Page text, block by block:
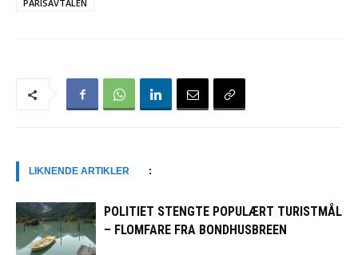
PARISAVTALEN
LIKNENDE ARTIKLER :
POLITIET STENGTE POPULÆRT TURISTMÅL
– FLOMFARE FRA BONDHUSBREEN